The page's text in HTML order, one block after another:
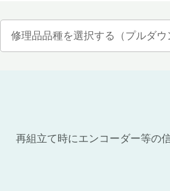
再組立て時にエンコーダー等の